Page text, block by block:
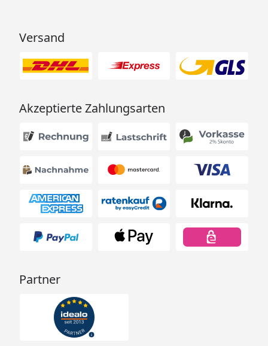
Versand
Akzeptierte Zahlungsarten
Partner